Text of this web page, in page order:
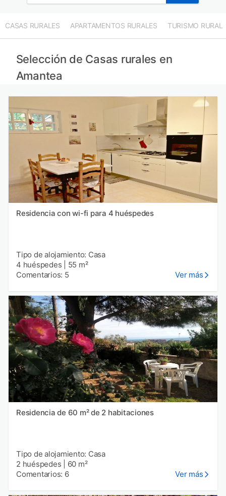
CASAS RURALES APARTAMENTOS RURALES TURISMO RURAL
Selección de Casas rurales en
Amantea
Residencia con wi-fi para 4 huéspedes
Tipo de alojamiento: Casa
4 huéspedes
55 m²
Comentarios: 5
Ver más
Residencia de 60 m² de 2 habitaciones
Tipo de alojamiento: Casa
2 huéspedes
60 m²
Comentarios: 6
Ver más